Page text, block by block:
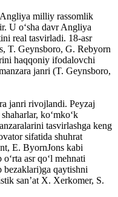
milliy rassomlik
U oʻsha davr Angliya
real tasvirladi. 18-asr
T. Geynsboro, G. Rebyorn
haqqoniy ifodalovchi
janri (T. Geynsboro,
janri rivojlandi. Peyzaj
koʻmkoʻk
tasvirlashga keng
sifatida shuhrat
E. ByornJons kabi
oʻrta asr qoʻl mehnati
qaytishni
sanʼat X. Xerkomer, S.